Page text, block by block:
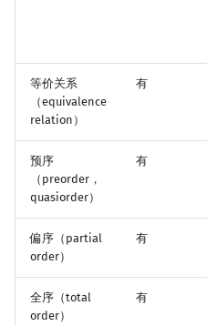
连分数
Stern–Brocot 树与 Farey 序列
二次域
Pell 方程
图上随机游走
等价关系
（equivalence
relation）
有
预序
（preorder，
quasiorder）
有
偏序（partial
order）
有
全序（total
order）
有